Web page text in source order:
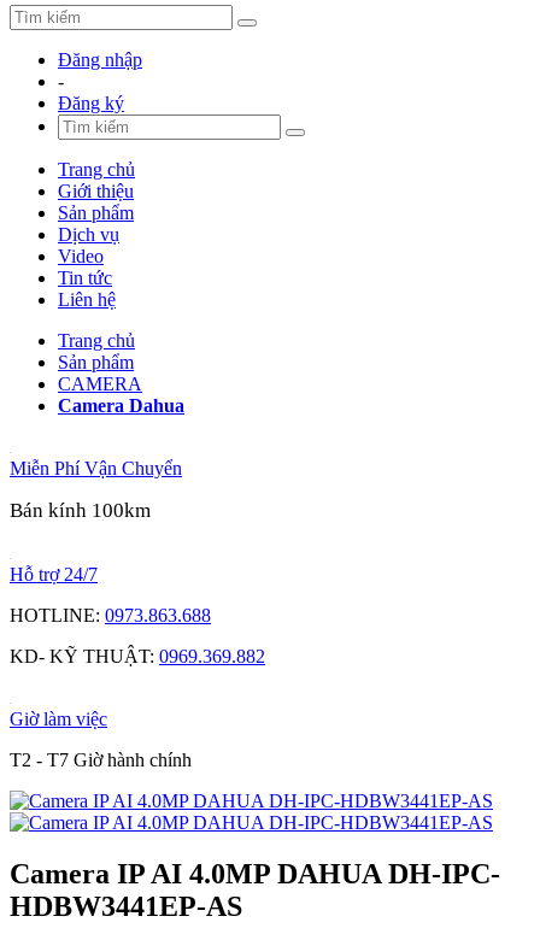
Đăng nhập
-
Đăng ký
Trang chủ
Giới thiệu
Sản phẩm
Dịch vụ
Video
Tin tức
Liên hệ
Trang chủ
Sản phẩm
CAMERA
Camera Dahua
Miễn Phí Vận Chuyển
Bán kính 100km
Hỗ trợ 24/7
HOTLINE: 0973.863.688
KD- KỸ THUẬT: 0969.369.882
Giờ làm việc
T2 - T7 Giờ hành chính
Camera IP AI 4.0MP DAHUA DH-IPC-
HDBW3441EP-AS